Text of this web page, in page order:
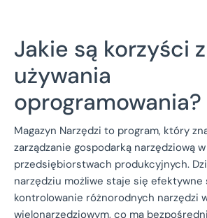
Jakie są korzyści z
używania
oprogramowania?
Magazyn Narzędzi to program, który
zarządzanie gospodarką narzędziową w
przedsiębiorstwach produkcyjnych.
narzędziu możliwe staje się efektywne
kontrolowanie różnorodnych narzędzi
wielonarzędziowym, co ma